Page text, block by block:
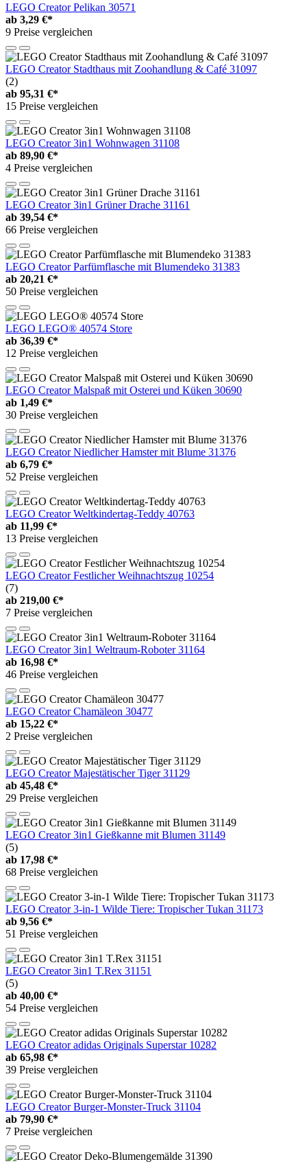
LEGO Creator Pelikan 30571
ab 3,29 €*
9 Preise vergleichen
LEGO Creator Stadthaus mit Zoohandlung & Café 31097
(2)
ab 95,31 €*
15 Preise vergleichen
LEGO Creator 3in1 Wohnwagen 31108
ab 89,90 €*
4 Preise vergleichen
LEGO Creator 3in1 Grüner Drache 31161
ab 39,54 €*
66 Preise vergleichen
LEGO Creator Parfümflasche mit Blumendeko 31383
ab 20,21 €*
50 Preise vergleichen
LEGO LEGO® 40574 Store
ab 36,39 €*
12 Preise vergleichen
LEGO Creator Malspaß mit Osterei und Küken 30690
ab 1,49 €*
30 Preise vergleichen
LEGO Creator Niedlicher Hamster mit Blume 31376
ab 6,79 €*
52 Preise vergleichen
LEGO Creator Weltkindertag-Teddy 40763
ab 11,99 €*
13 Preise vergleichen
LEGO Creator Festlicher Weihnachtszug 10254
(7)
ab 219,00 €*
7 Preise vergleichen
LEGO Creator 3in1 Weltraum-Roboter 31164
ab 16,98 €*
46 Preise vergleichen
LEGO Creator Chamäleon 30477
ab 15,22 €*
2 Preise vergleichen
LEGO Creator Majestätischer Tiger 31129
ab 45,48 €*
29 Preise vergleichen
LEGO Creator 3in1 Gießkanne mit Blumen 31149
(5)
ab 17,98 €*
68 Preise vergleichen
LEGO Creator 3-in-1 Wilde Tiere: Tropischer Tukan 31173
ab 9,56 €*
51 Preise vergleichen
LEGO Creator 3in1 T.Rex 31151
(5)
ab 40,00 €*
54 Preise vergleichen
LEGO Creator adidas Originals Superstar 10282
ab 65,98 €*
39 Preise vergleichen
LEGO Creator Burger-Monster-Truck 31104
ab 79,90 €*
7 Preise vergleichen